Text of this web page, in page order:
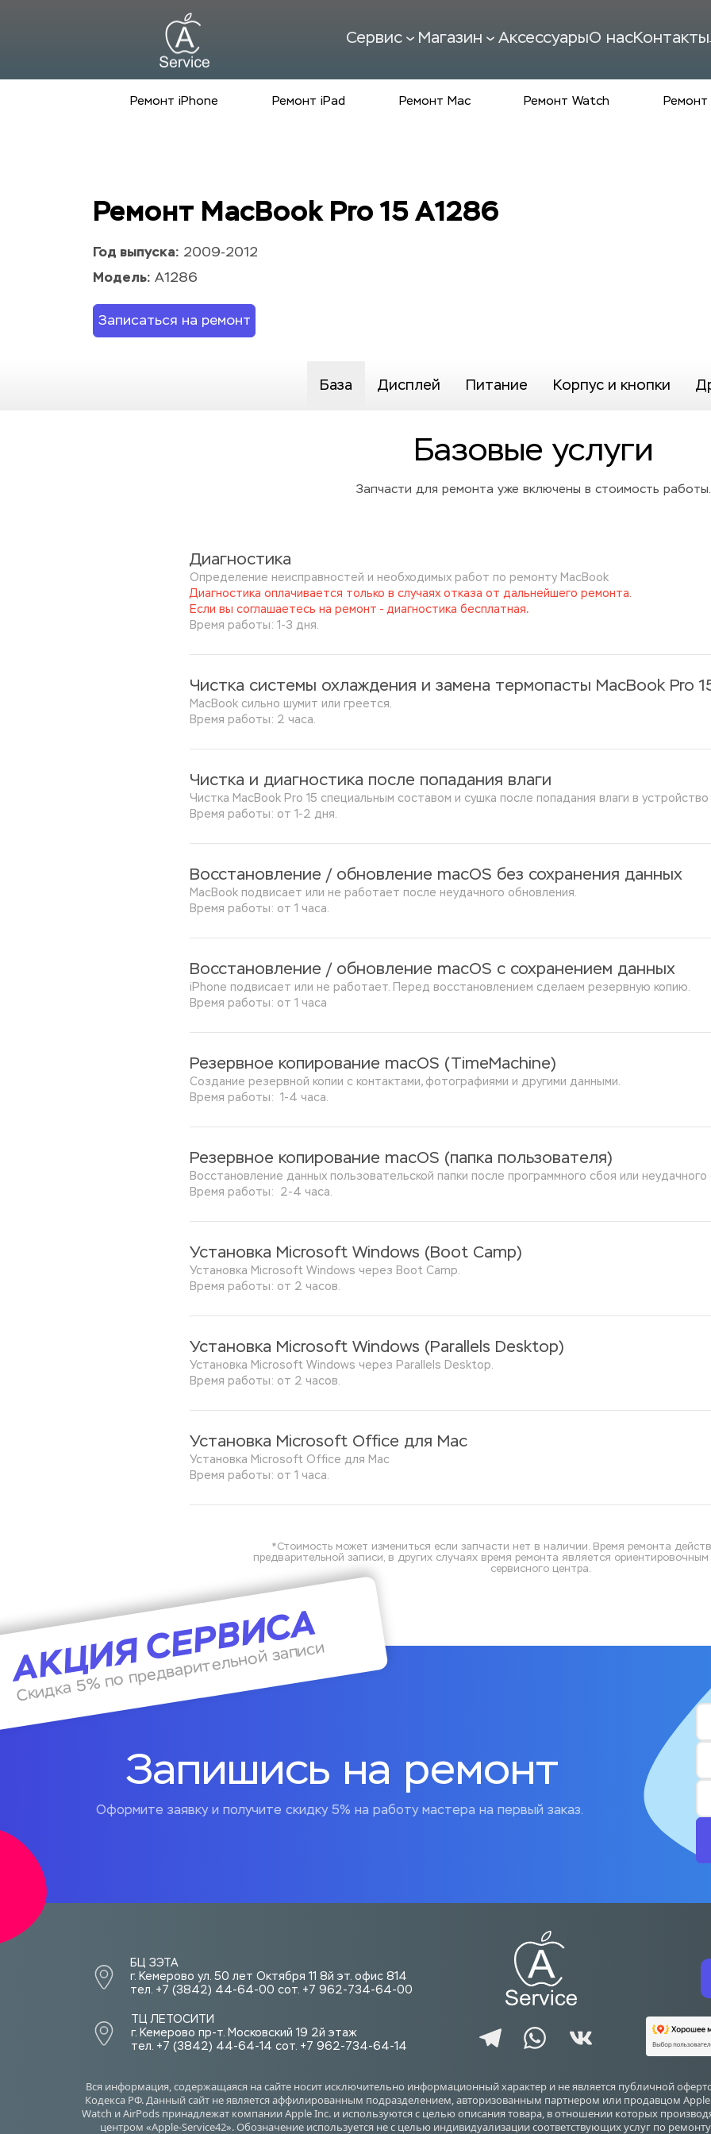
Сервис Магазин АксессуарыО насКонтакты
Ремонт iPhone Ремонт iPad Ремонт Mac Ремонт Watch Ремонт
Ремонт MacBook Pro 15 A1286
Год выпуска: 2009-2012
Модель: A1286
Записаться на ремонт
База Дисплей Питание Корпус и кнопки
Базовые услуги
Запчасти для ремонта уже включены в стоимость работы.
Диагностика
Определение неисправностей и необходимых работ по ремонту MacBook
Диагностика оплачивается только в случаях отказа от дальнейшего ремонта.
Если вы соглашаетесь на ремонт - диагностика бесплатная.
Время работы: 1-3 дня.
Чистка системы охлаждения и замена термопасты MacBook Pro
MacBook сильно шумит или греется.
Время работы: 2 часа.
Чистка и диагностика после попадания влаги
Чистка MacBook Pro 15 специальным составом и сушка после попадания влаги в устройство
Время работы: от 1-2 дня.
Восстановление / обновление macOS без сохранения данных
MacBook подвисает или не работает после неудачного обновления.
Время работы: от 1 часа.
Восстановление / обновление macOS с сохранением данных
iPhone подвисает или не работает. Перед восстановлением сделаем резервную копию.
Время работы: от 1 часа
Резервное копирование macOS (TimeMachine)
Создание резервной копии с контактами, фотографиями и другими данными.
Время работы:  1-4 часа.
Резервное копирование macOS (папка пользователя)
Восстановление данных пользовательской папки после программного сбоя или неудачного
Время работы:  2-4 часа.
Установка Microsoft Windows (Boot Camp)
Установка Microsoft Windows через Boot Camp.
Время работы: от 2 часов.
Установка Microsoft Windows (Parallels Desktop)
Установка Microsoft Windows через Parallels Desktop.
Время работы: от 2 часов.
Установка Microsoft Office для Mac
Установка Microsoft Office для Mac
Время работы: от 1 часа.
*Стоимость может измениться если запчасти нет в наличии. Время ремонта
предварительной записи, в других случаях время ремонта является ориентировочным
сервисного центра.
Оформите заявку и получите скидку 5% на работу мастера на первый заказ.
Запишись на ремонт
АКЦИЯ СЕРВИСА
Скидка 5% по предварительной записи
БЦ ЗЭТА
г. Кемерово ул. 50 лет Октября 11 8й эт. офис 814
тел. +7 (3842) 44-64-00 сот. +7 962-734-64-00
Вся информация, содержащаяся на сайте носит исключительно информационный характер и не является публичной
Кодекса РФ. Данный сайт не является аффилированным подразделением, авторизованным партнером или продавцом Apple
Watch и AirPods принадлежат компании Apple Inc. и используются с целью описания товара, в отношении которых
центром «Apple-Service42». Обозначение используется не с целью индивидуализации соответствующих услуг по
ТЦ ЛЕТОСИТИ
г. Кемерово пр-т. Московский 19 2й этаж
тел. +7 (3842) 44-64-14 сот. +7 962-734-64-14